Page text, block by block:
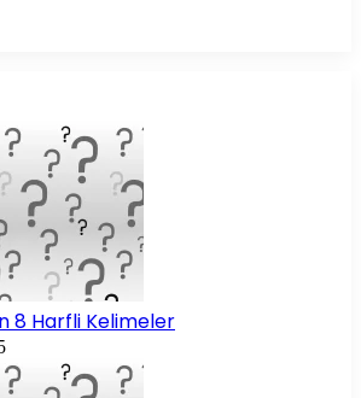
8 Harfli Kelimeler